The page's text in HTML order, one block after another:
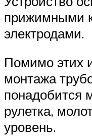
прижимными
электродами.
Помимо этих
монтажа
понадобится
рулетка,
уровень.